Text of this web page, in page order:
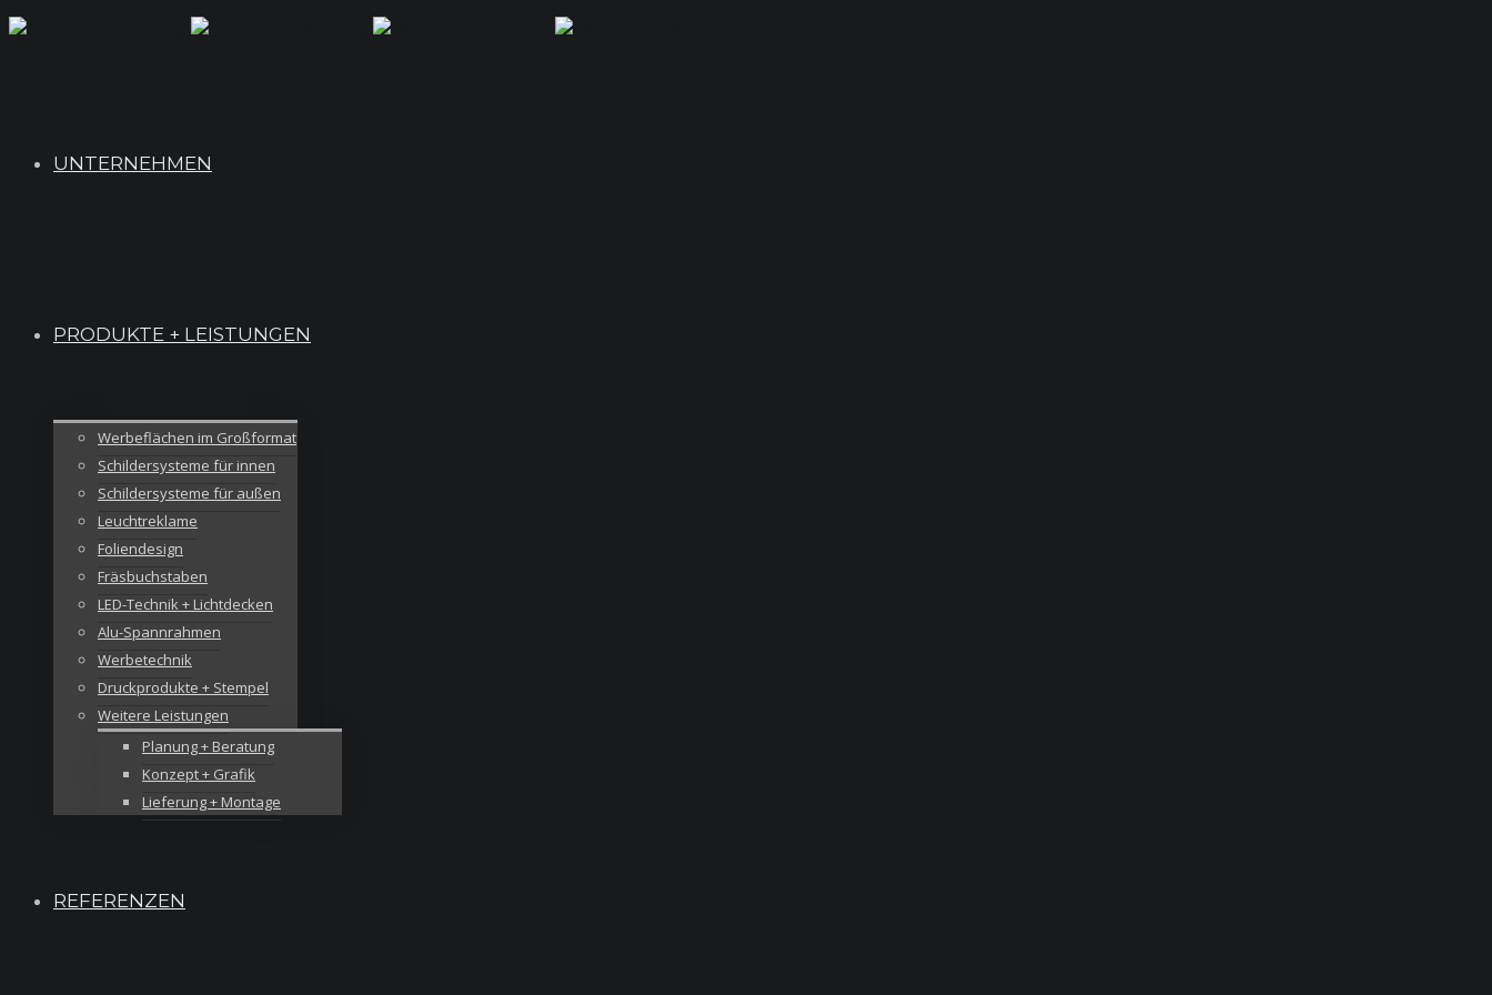
UNTERNEHMEN
PRODUKTE + LEISTUNGEN
Werbeflächen im Großformat
Schildersysteme für innen
Schildersysteme für außen
Leuchtreklame
Foliendesign
Fräsbuchstaben
LED-Technik + Lichtdecken
Alu-Spannrahmen
Werbetechnik
Druckprodukte + Stempel
Weitere Leistungen
Planung + Beratung
Konzept + Grafik
Lieferung + Montage
REFERENZEN